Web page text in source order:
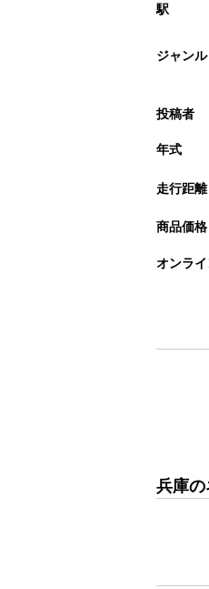
駅
ジャンル
投稿者
年式
走行距離
商品価格
オンラ
兵庫